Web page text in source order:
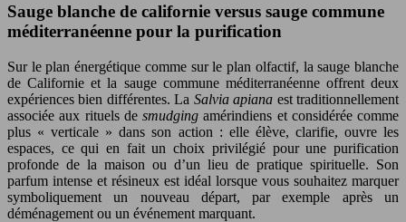
Sauge blanche de californie versus sauge commune
méditerranéenne pour la purification
Sur le plan énergétique comme sur le plan olfactif, la sauge blanche
de Californie et la sauge commune méditerranéenne offrent deux
expériences bien différentes. La Salvia apiana est traditionnellement
associée aux rituels de smudging amérindiens et considérée comme
plus « verticale » dans son action : elle élève, clarifie, ouvre les
espaces, ce qui en fait un choix privilégié pour une purification
profonde de la maison ou d’un lieu de pratique spirituelle. Son
parfum intense et résineux est idéal lorsque vous souhaitez marquer
symboliquement un nouveau départ, par exemple après un
déménagement ou un événement marquant.